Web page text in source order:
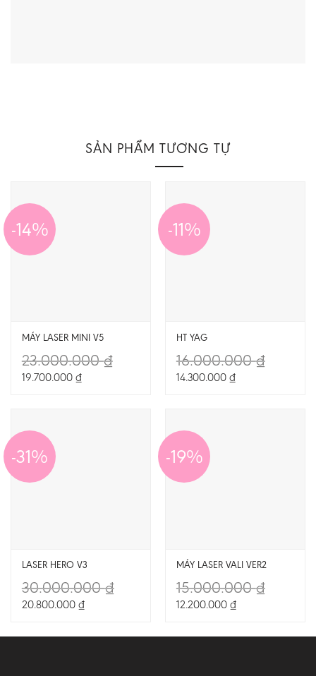
SẢN PHẨM TƯƠNG TỰ
-14%
MÁY LASER MINI V5
23.000.000₫
19.700.000 ₫
-11%
HT YAG
16.000.000₫
14.300.000 ₫
-31%
LASER HERO V3
30.000.000₫
20.800.000 ₫
-19%
MÁY LASER VALI VER2
15.000.000₫
12.200.000 ₫